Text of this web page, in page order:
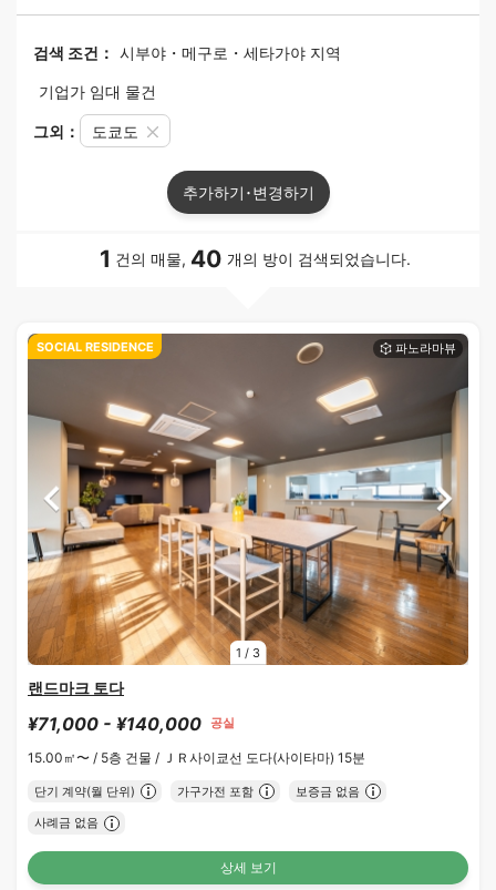
검색 조건： 시부야・메구로・세타가야 지역
기업가 임대 물건
그외： 도쿄도
추가하기･변경하기
1 건의 매물, 40 개의 방이 검색되었습니다.
1 / 3
SOCIAL RESIDENCE
랜드마크 토다
¥71,000 - ¥140,000 공실
15.00㎡〜 / 5층 건물 / ＪＲ사이쿄선 도다(사이타마) 15분
단기 계약(월 단위) 가구가전 포함 보증금 없음
사례금 없음
상세 보기